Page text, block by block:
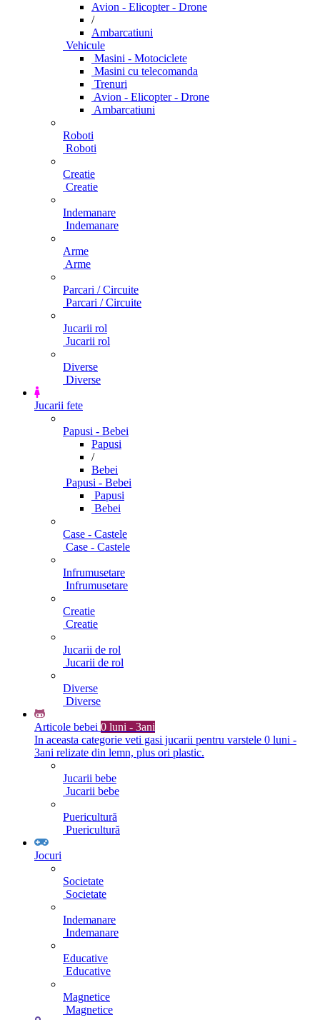
Avion - Elicopter - Drone
/
Ambarcatiuni
Vehicule
Masini - Motociclete
Masini cu telecomanda
Trenuri
Avion - Elicopter - Drone
Ambarcatiuni
Roboti
Roboti
Creatie
Creatie
Indemanare
Indemanare
Arme
Arme
Parcari / Circuite
Parcari / Circuite
Jucarii rol
Jucarii rol
Diverse
Diverse
Jucarii fete
Papusi - Bebei
Papusi
/
Bebei
Papusi - Bebei
Papusi
Bebei
Case - Castele
Case - Castele
Infrumusetare
Infrumusetare
Creatie
Creatie
Jucarii de rol
Jucarii de rol
Diverse
Diverse
Articole bebei 0 luni - 3ani
In aceasta categorie veti gasi jucarii pentru varstele 0 luni -
3ani relizate din lemn, plus ori plastic.
Jucarii bebe
Jucarii bebe
Puericultură
Puericultură
Jocuri
Societate
Societate
Indemanare
Indemanare
Educative
Educative
Magnetice
Magnetice